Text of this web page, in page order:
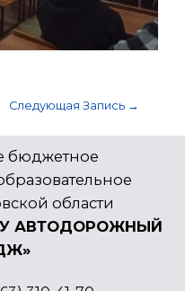
Следующая Запись →
бюджетное
области
АВТОДОРОЖНЫЙ